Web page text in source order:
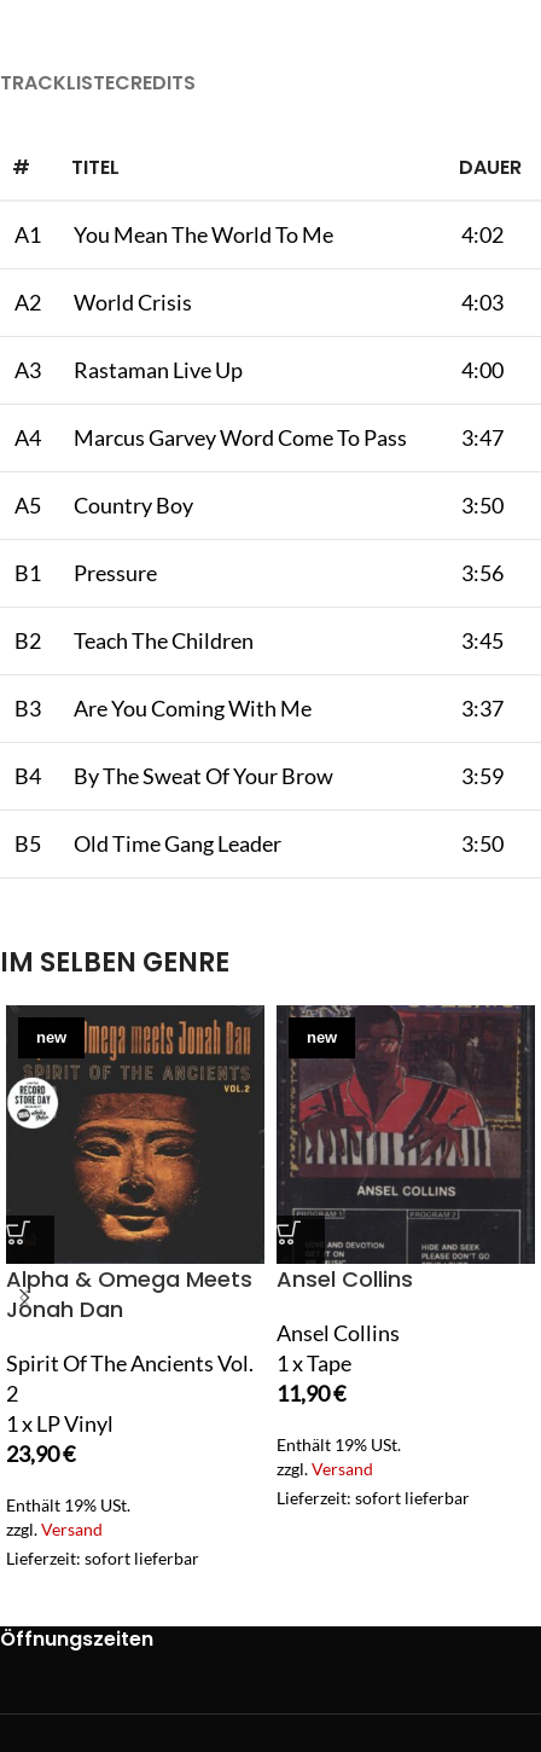
TRACKLISTECREDITS
# TITEL DAUER
A1 You Mean The World To Me 4:02
A2 World Crisis 4:03
A3 Rastaman Live Up 4:00
A4 Marcus Garvey Word Come To Pass 3:47
A5 Country Boy 3:50
B1 Pressure 3:56
B2 Teach The Children 3:45
B3 Are You Coming With Me 3:37
B4 By The Sweat Of Your Brow 3:59
B5 Old Time Gang Leader 3:50
IM SELBEN GENRE
new
Alpha & Omega Meets
Jonah Dan
Spirit Of The Ancients Vol.
2
1 x LP Vinyl
23,90€
Enthält 19% USt.
zzgl.Versand
Lieferzeit: sofort lieferbar
new
Ansel Collins
Ansel Collins
1 x Tape
11,90€
Enthält 19% USt.
zzgl.Versand
Lieferzeit: sofort lieferbar
Öffnungszeiten